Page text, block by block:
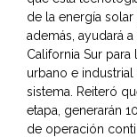
de la energía
además, ayudará
California Sur
urbano e
sistema. Reiteró
etapa, generarán
de operación